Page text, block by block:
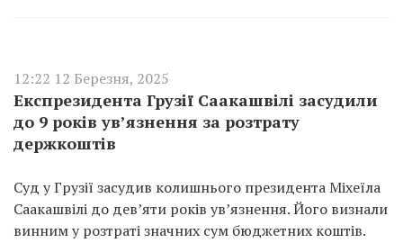
12:22 12 Березня, 2025
Експрезидента Грузії Саакашвілі засудили
до 9 років ув’язнення за розтрату
держкоштів
Суд у Грузії засудив колишнього президента Міхеїла
Саакашвілі до дев’яти років ув’язнення. Його визнали
винним у розтраті значних сум бюджетних коштів.